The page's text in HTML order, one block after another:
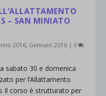
– SAN MINIATO
2016, Gennaio 2016 | 0
sabato 30 e domenica
per l’Allattamento
Il corso è strutturato per